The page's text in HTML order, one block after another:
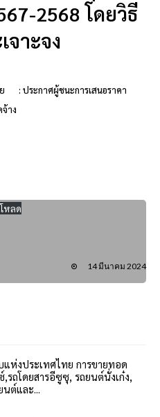
2568 โดยวิธี
จาะจง
: ประกาศผู้ชนะการเสนอราคา
าง
หลด
14 มีนาคม 2024
แห่งประเทศไทย การขายทอด
รถโดยสารอีซูซุ, รถยนต์นั่งเก๋ง,
ต์และ...